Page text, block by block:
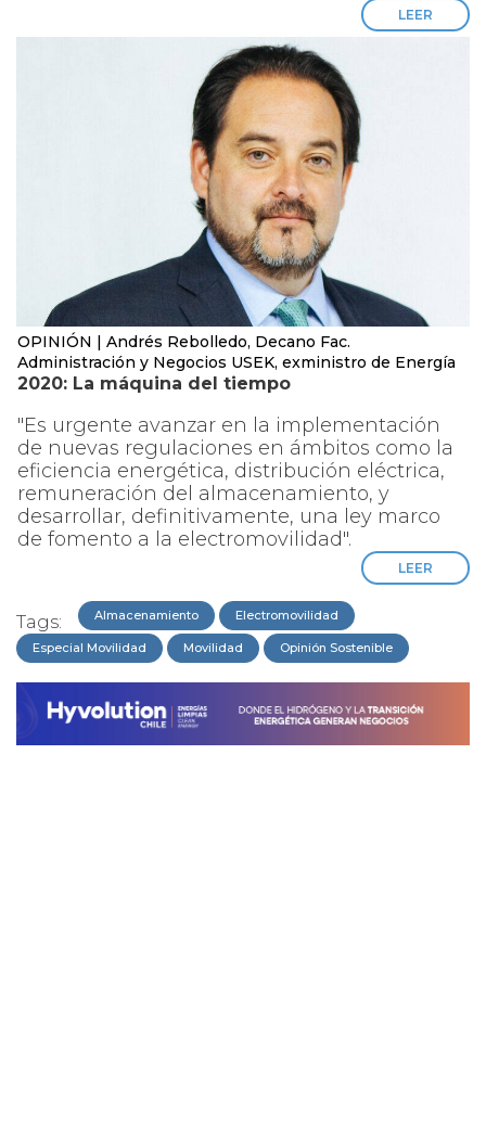
LEER
OPINIÓN | Andrés Rebolledo, Decano Fac.
Administración y Negocios USEK, exministro de Energía
2020: La máquina del tiempo
"Es urgente avanzar en la implementación
de nuevas regulaciones en ámbitos como la
eficiencia energética, distribución eléctrica,
remuneración del almacenamiento, y
desarrollar, definitivamente, una ley marco
de fomento a la electromovilidad".
LEER
Tags: Almacenamiento Electromovilidad
Especial Movilidad Movilidad Opinión Sostenible